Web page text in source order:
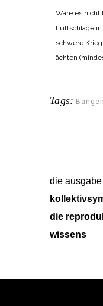
Wäre es nicht
Luftschläge
schwere
ächten
Tags:
die
die
wissens